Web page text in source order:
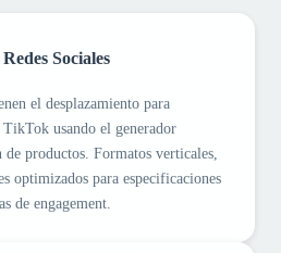
Sociales
el desplazamiento para
usando el generador
productos. Formatos verticales,
optimizados para especificaciones
de engagement.